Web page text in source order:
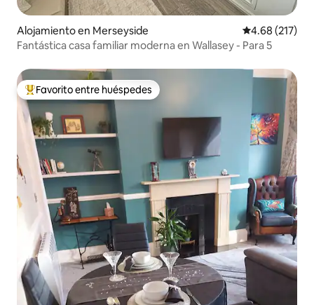
Alojamiento en Merseyside Calificación
4.68 (217)
Fantástica casa familiar moderna en Wallasey - Para 5
Favorito entre huéspedes preferido
Favorito entre huéspedes